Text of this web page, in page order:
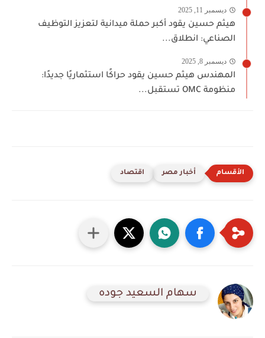
ديسمبر 11, 2025
هيثم حسين يقود أكبر حملة ميدانية لتعزيز التوظيف
الصناعي: انطلاق...
ديسمبر 8, 2025
المهندس هيثم حسين يقود حراكًا استثماريًا جديدًا:
منظومة OMC تستقبل...
أخبار مصر اقتصاد
سهام السعيد جوده